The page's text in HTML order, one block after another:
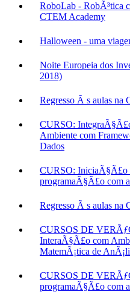
RoboLab -
CTEM Academy
Halloween - uma
Noite Europeia dos
2018)
Regresso Ã s aulas na
CURSO:
Ambiente com
Dados
CURSO:
programaÃ§Ã£o com
Regresso Ã s aulas na
CURSOS DE
InteraÃ§Ã£o com
MatemÃ¡tica de
CURSOS DE
programaÃ§Ã£o com